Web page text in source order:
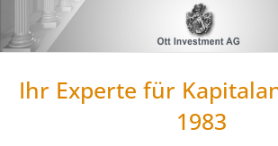
Inhalt
Ihr Experte für
1983